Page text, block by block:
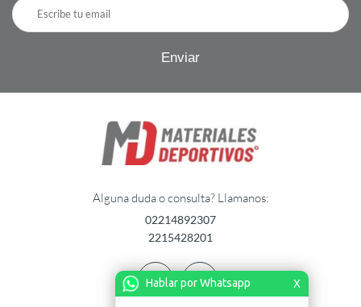
Hablar por Whatsapp X
Alguna duda o consulta? Llamanos:
02214892307
2215428201